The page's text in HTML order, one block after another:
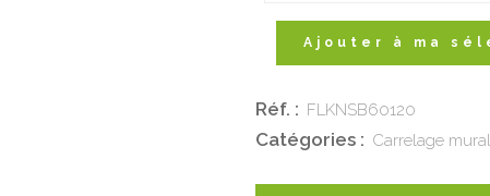
Ajouter à ma
Réf. : FLKNSB60120
Catégories : Carrelage mural